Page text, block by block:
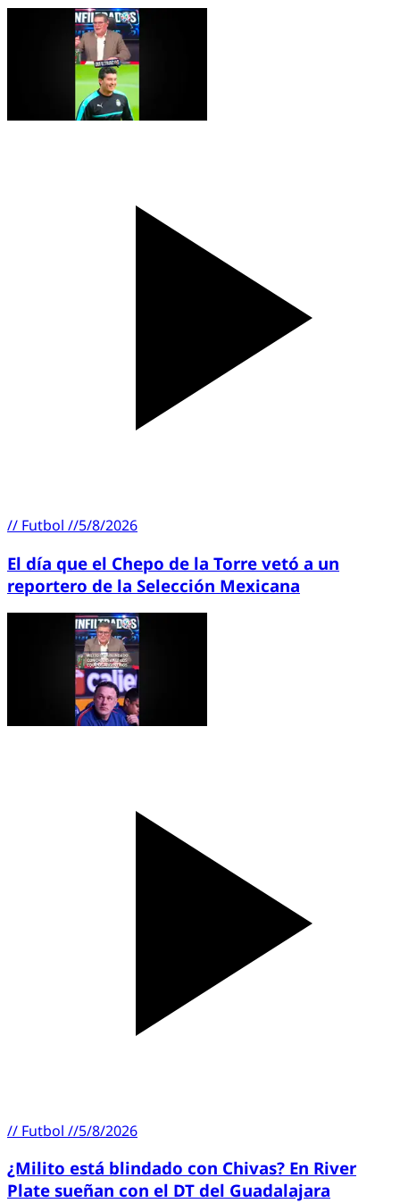
// Futbol //5/8/2026
El día que el Chepo de la Torre vetó a un
reportero de la Selección Mexicana
// Futbol //5/8/2026
¿Milito está blindado con Chivas? En River
Plate sueñan con el DT del Guadalajara